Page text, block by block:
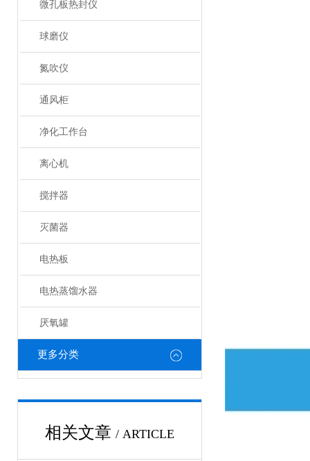
微孔板热封仪
球磨仪
氮吹仪
通风柜
净化工作台
离心机
搅拌器
灭菌器
电热板
电热蒸馏水器
厌氧罐
更多分类
相关文章 / ARTICLE